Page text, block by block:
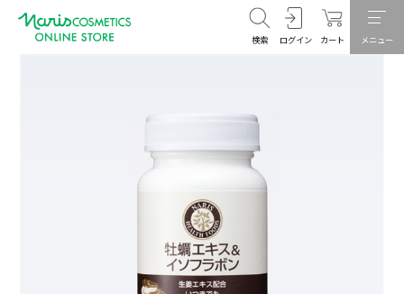
検索 ログイン カート メニュー